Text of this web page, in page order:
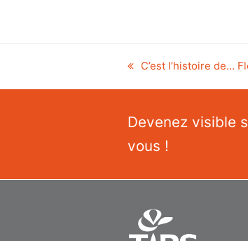
previous
C’est l’histoire de…
Devenez visible
vous !